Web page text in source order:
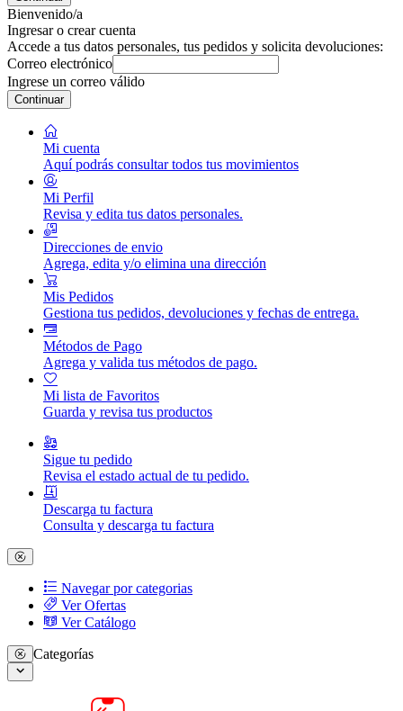
Bienvenido/a
Ingresar o crear cuenta
Accede a tus datos personales, tus pedidos y solicita devoluciones:
Correo electrónico
Ingrese un correo válido
Continuar
Mi cuenta
Aquí podrás consultar todos tus movimientos
Mi Perfil
Revisa y edita tus datos personales.
Direcciones de envio
Agrega, edita y/o elimina una dirección
Mis Pedidos
Gestiona tus pedidos, devoluciones y fechas de entrega.
Métodos de Pago
Agrega y valida tus métodos de pago.
Mi lista de Favoritos
Guarda y revisa tus productos
Sigue tu pedido
Revisa el estado actual de tu pedido.
Descarga tu factura
Consulta y descarga tu factura
Navegar por categorias
Ver Ofertas
Ver Catálogo
Categorías